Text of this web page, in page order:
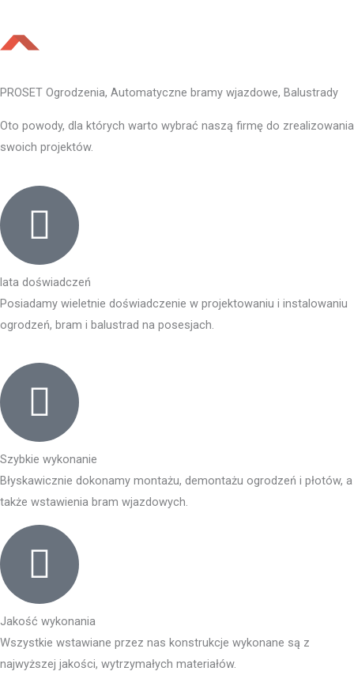
PROSET Ogrodzenia, Automatyczne bramy wjazdowe, Balustrady
Oto powody, dla których warto wybrać naszą firmę do zrealizowania
swoich projektów.
lata doświadczeń
Posiadamy wieletnie doświadczenie w projektowaniu i instalowaniu
ogrodzeń, bram i balustrad na posesjach.
Szybkie wykonanie
Błyskawicznie dokonamy montażu, demontażu ogrodzeń i płotów, a
także wstawienia bram wjazdowych.
Jakość wykonania
Wszystkie wstawiane przez nas konstrukcje wykonane są z
najwyższej jakości, wytrzymałych materiałów.